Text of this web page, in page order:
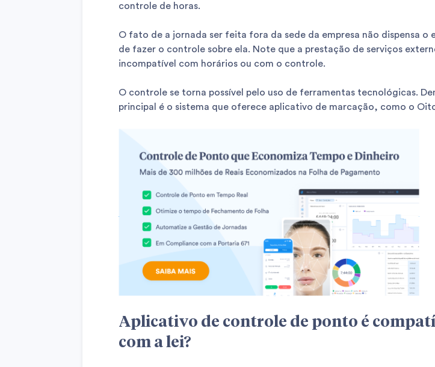
controle de horas.
O fato de a jornada ser feita fora da sede da empresa não dispensa o
de fazer o controle sobre ela. Note que a prestação de serviços
incompatível com horários ou com o controle.
O controle se torna possível pelo uso de ferramentas tecnológicas.
principal é o sistema que oferece aplicativo de marcação, como o
Aplicativo de controle de ponto é
com a lei?